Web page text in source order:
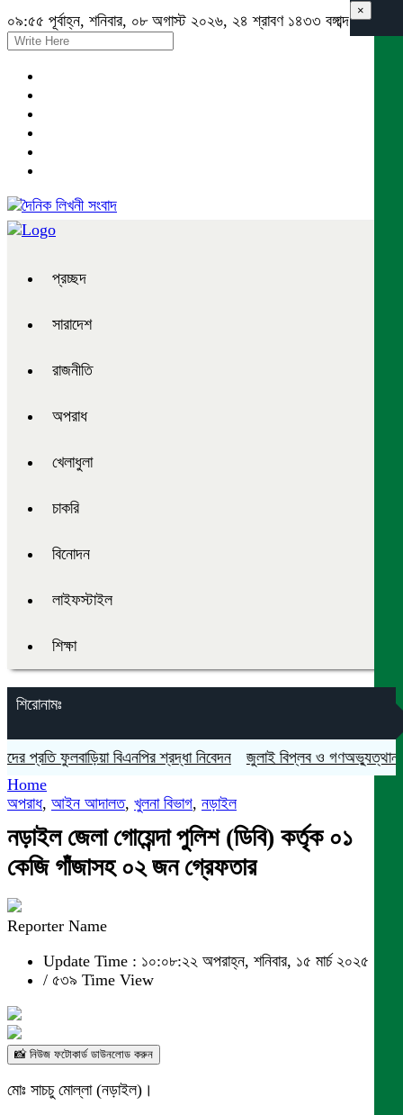
০৯:৫৫ পূর্বাহ্ন, শনিবার, ০৮ অগাস্ট ২০২৬, ২৪ শ্রাবণ ১৪৩৩ বঙ্গাব্দ
প্রচ্ছদ
সারাদেশ
রাজনীতি
অপরাধ
খেলাধুলা
চাকরি
বিনোদন
লাইফস্টাইল
শিক্ষা
শিরোনামঃ
ফুলবাড়িয়া বিএনপির শ্রদ্ধা নিবেদন জুলাই বিপ্লব ও গণঅভ্যুত্থান দিবস
×
Home
অপরাধ, আইন আদালত, খুলনা বিভাগ, নড়াইল
নড়াইল জেলা গোয়েন্দা পুলিশ (ডিবি) কর্তৃক ০১
কেজি গাঁজাসহ ০২ জন গ্রেফতার
Reporter Name
Update Time : ১০:০৮:২২ অপরাহ্ন, শনিবার, ১৫ মার্চ ২০২৫
/ ৫৩৯ Time View
📸 নিউজ ফটোকার্ড ডাউনলোড করুন
মোঃ সাচচু মোল্লা (নড়াইল)।